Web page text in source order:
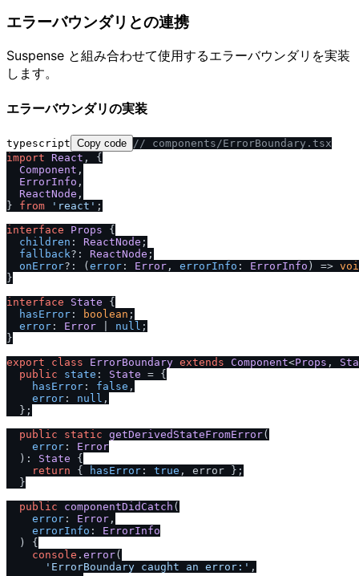
エラーバウンダリとの連携
Suspense と組み合わせて使用するエラーバウンダリを実装
します。
エラーバウンダリの実装
typescript Copy code / / components /ErrorBoundary.tsx
import
React , {
Component ,
ErrorInfo ,
ReactNode ,
} from 'react' ;
interface
Props {
children : ReactNode ;
fallback?: ReactNode ;
onError?: ( error : Error , errorInfo : ErrorInfo ) =>
}
interface
State {
hasError : boolean ;
error : Error null ;
}
export
class ErrorBoundary extends Component<Props ,
public
state : State = {
hasError : false ,
error : null ,
  };
public
static getDerivedStateFromError(
error : Error
  ):
State {
return { hasError : true , error };
  }
public
componentDidCatch (
error : Error ,
errorInfo : ErrorInfo
) {
console . error(
'ErrorBoundary caught an error:' ,